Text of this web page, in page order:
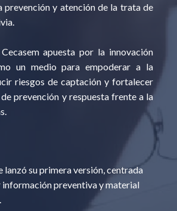
prevención y atención de la trata de
apuesta por la innovación
un medio para empoderar a la
riesgos de captación y fortalecer
prevención y respuesta frente a la
lanzó su primera versión, centrada
información preventiva y material